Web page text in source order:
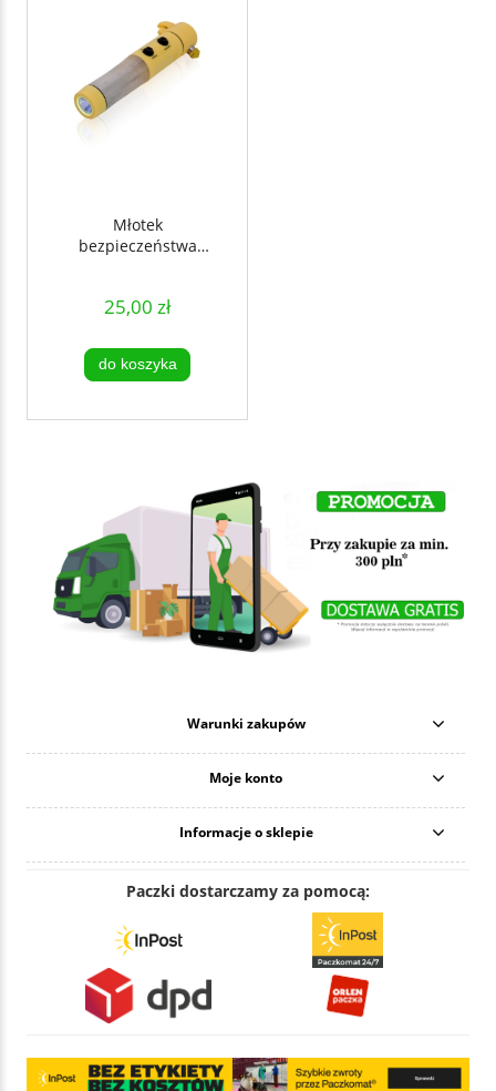
Młotek
bezpieczeństwa
25,00 zł
do koszyka
Warunki zakupów
Moje konto
Informacje o sklepie
Paczki dostarczamy za pomocą: